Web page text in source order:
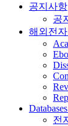
공지사항
공
해외전
전